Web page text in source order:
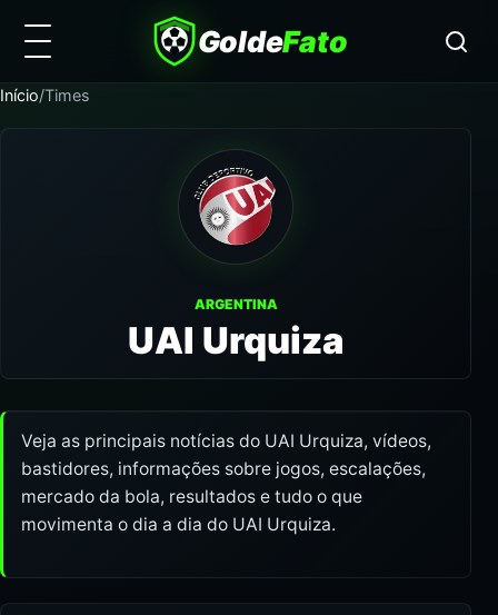
GoldeFato
Início/Times
ARGENTINA
UAI Urquiza
Veja as principais notícias do UAI Urquiza, vídeos,
bastidores, informações sobre jogos, escalações,
mercado da bola, resultados e tudo o que
movimenta o dia a dia do UAI Urquiza.